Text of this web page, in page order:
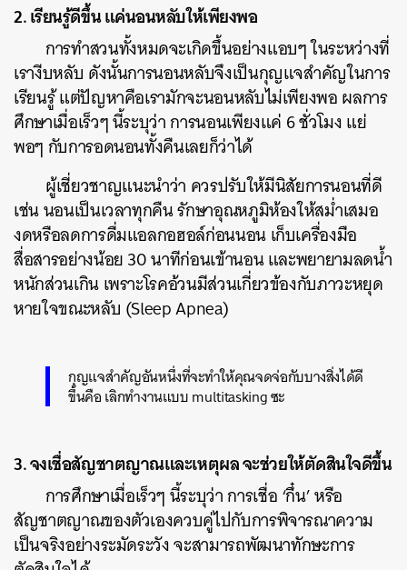
2. เรียนรู้ดีขึ้น แค่นอนหลับให้เพียงพอ
การทำสวนทั้งหมดจะเกิดขึ้นอย่างแอบๆ ในระหว่างที่
เรางีบหลับ ดังนั้นการนอนหลับจึงเป็นกุญแจสำคัญในการ
เรียนรู้ แต่ปัญหาคือเรามักจะนอนหลับไม่เพียงพอ ผลการ
ศึกษาเมื่อเร็วๆ นี้ระบุว่า การนอนเพียงแค่ 6 ชั่วโมง แย่
พอๆ กับการอดนอนทั้งคืนเลยก็ว่าได้
ผู้เชี่ยวชาญแนะนำว่า ควรปรับให้มีนิสัยการนอนที่ดี
เช่น นอนเป็นเวลาทุกคืน รักษาอุณหภูมิห้องให้สม่ำเสมอ
งดหรือลดการดื่มแอลกอฮอล์ก่อนนอน เก็บเครื่องมือ
สื่อสารอย่างน้อย 30 นาทีก่อนเข้านอน และพยายามลดน้ำ
หนักส่วนเกิน เพราะโรคอ้วนมีส่วนเกี่ยวข้องกับภาวะหยุด
หายใจขณะหลับ (Sleep Apnea)
กุญแจสำคัญอันหนึ่งที่จะทำให้คุณจดจ่อกับบางสิ่งได้ดี
ขึ้นคือ เลิกทำงานแบบ multitasking ซะ
3. จงเชื่อสัญชาตญาณและเหตุผล จะช่วยให้ตัดสินใจดีขึ้น
การศึกษาเมื่อเร็วๆ นี้ระบุว่า การเชื่อ ‘กึ๋น’ หรือ
สัญชาตญาณของตัวเองควบคู่ไปกับการพิจารณาความ
เป็นจริงอย่างระมัดระวัง จะสามารถพัฒนาทักษะการ